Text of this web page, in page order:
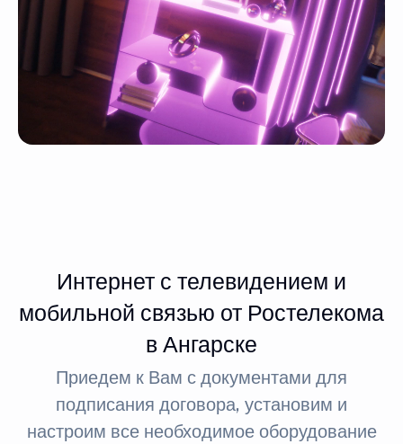
Интернет с телевидением и
мобильной связью от Ростелекома
в Ангарске
Приедем к Вам с документами для
подписания договора, установим и
настроим все необходимое оборудование